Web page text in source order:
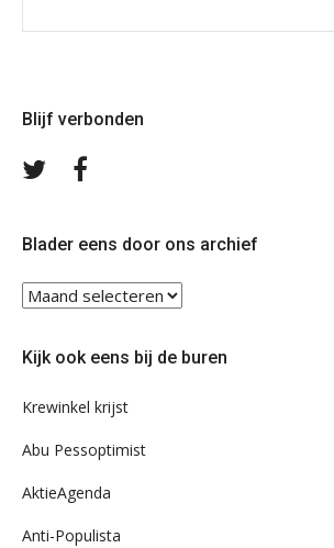
Blijf verbonden
Volg
Blader eens door ons archief
Blader
eens
ons
Kijk ook eens bij de buren
Krewinkel krijst
Abu Pessoptimist
AktieAgenda
Anti-Populista